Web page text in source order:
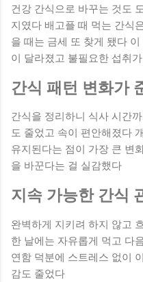
건강 간식으로 바꾸는 것도
지였다 배고플 때 먹는 간식
을 때는 금세 또 찾게 됐다
이 달라졌고 불필요한 섭취
간식 패턴 변화가
간식을 정리하니 식사 시간
도 줄었고 속이 편안해졌다
유지된다는 점이 가장 큰 변
을 바꾼다는 걸 실감했다
지속 가능한 간식
완벽하게 지키려 하지 않고
한 날에는 자유롭게 먹고 다
연함 덕분에 스트레스 없이
감도 줄었다